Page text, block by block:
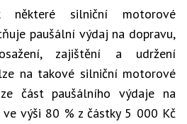
některé silniční motorové
paušální výdaj na dopravu,
zajištění a udržení
na takové silniční motorové
část paušálního výdaje na
výši 80 % z částky 5 000 Kč